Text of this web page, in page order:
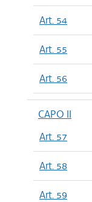
Art. 54
Art. 55
Art. 56
CAPO II
Art. 57
Art. 58
Art. 59